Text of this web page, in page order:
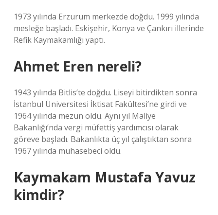
1973 yılında Erzurum merkezde doğdu. 1999 yılında
mesleğe başladı. Eskişehir, Konya ve Çankırı illerinde
Refik Kaymakamlığı yaptı.
Ahmet Eren nereli?
1943 yılında Bitlis’te doğdu. Liseyi bitirdikten sonra
İstanbul Üniversitesi İktisat Fakültesi’ne girdi ve
1964 yılında mezun oldu. Aynı yıl Maliye
Bakanlığı’nda vergi müfettiş yardımcısı olarak
göreve başladı. Bakanlıkta üç yıl çalıştıktan sonra
1967 yılında muhasebeci oldu.
Kaymakam Mustafa Yavuz
kimdir?